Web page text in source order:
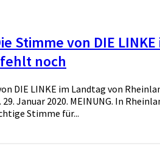
Stimme von DIE
noch
DIE LINKE im Landtag von
Januar 2020. MEINUNG. In
Stimme für...